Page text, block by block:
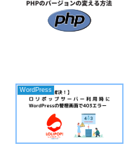
WordPress